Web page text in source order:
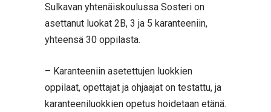
Sulkavan yhtenäiskoulussa Sosteri on
asettanut luokat 2B, 3 ja 5 karanteeniin,
yhteensä 30 oppilasta.
– Karanteeniin asetettujen luokkien
oppilaat, opettajat ja ohjaajat on testattu, ja
karanteeniluokkien opetus hoidetaan etänä.